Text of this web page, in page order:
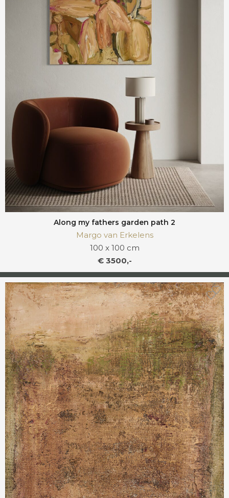
Along my fathers garden path 2
Margo van Erkelens
100 x 100 cm
€ 3500,-